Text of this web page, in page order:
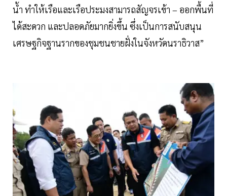
น้ำ ทำให้เรือและเรือประมงสามารถสัญจรเข้า – ออกพื้นที่
ได้สะดวก และปลอดภัยมากยิ่งขึ้น ซึ่งเป็นการสนับสนุน
เศรษฐกิจฐานรากของชุมชนชายฝั่งในจังหวัดนราธิวาส”